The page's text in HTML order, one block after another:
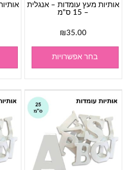
אותיות מעץ עומדות – אנגלית
– 15 ס"מ
₪35.00
בחר אפשרויות